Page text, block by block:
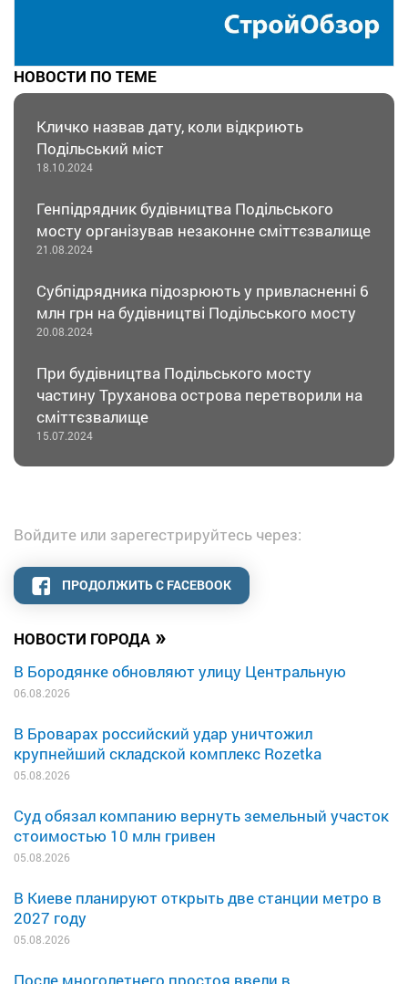
НОВОСТИ ГОРОДА »
В Бородянке обновляют улицу Центральную
06.08.2026
В Броварах российский удар уничтожил
крупнейший складской комплекс Rozetka
05.08.2026
Суд обязал компанию вернуть земельный участок
стоимостью 10 млн гривен
05.08.2026
В Киеве планируют открыть две станции метро в
2027 году
05.08.2026
После многолетнего простоя ввели в
НОВОСТИ ПО ТЕМЕ
Кличко назвав дату, коли відкриють
Подільський міст
18.10.2024
Генпідрядник будівництва Подільського
мосту організував незаконне сміттєзвалище
21.08.2024
Субпідрядника підозрюють у привласненні 6
млн грн на будівництві Подільського мосту
20.08.2024
При будівництва Подільського мосту
частину Труханова острова перетворили на
сміттєзвалище
15.07.2024
Войдите или зарегестрируйтесь через:
ПРОДОЛЖИТЬ С FACEBOOK